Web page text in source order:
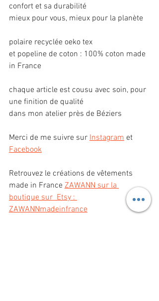
confort et sa durabilité
mieux pour vous, mieux pour la planète
polaire recyclée oeko tex
et popeline de coton : 100% coton made
in France
chaque article est cousu avec soin, pour
une finition de qualité
dans mon atelier près de Béziers
Merci de me suivre sur Instagram et
Facebook
Retrouvez le créations de vêtements
made in France ZAWANN sur la
boutique sur  Etsy :
ZAWANNmadeinfrance